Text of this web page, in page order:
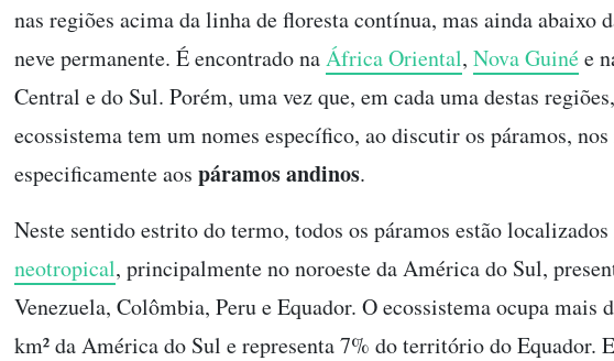
nas regiões acima da linha de floresta contínua, mas ainda abaixo
neve permanente. É encontrado naÁfrica Oriental, Nova Guinée
Central e do Sul. Porém, uma vez que, em cada uma destas
ecossistema tem um nomes específico, ao discutir os páramos,
especificamente aos páramos andinos.
Neste sentido estrito do termo, todos os páramos estão localizados
neotropical, principalmente no noroeste da América do Sul,
Venezuela, Colômbia, Peru e Equador. O ecossistema ocupa mais
km² da América do Sul e representa 7% do território do Equador.